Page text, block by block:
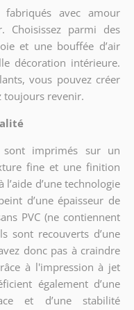
fabriqués avec amour
Choisissez parmi des
et une bouffée d’air
décoration intérieure.
vous pouvez créer
toujours revenir.
sont imprimés sur un
fine et une finition
d’une technologie
d’une épaisseur de
PVC (ne contiennent
sont recouverts d’une
donc pas à craindre
à l'impression à jet
également d’une
et d’une stabilité